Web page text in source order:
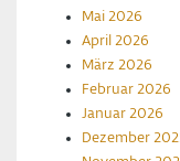
Mai 2026
April 2026
März 2026
Februar 2026
Januar 2026
Dezember